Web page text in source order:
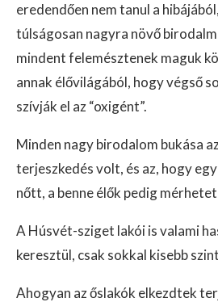
eredendően nem tanul a
túlságosan nagyra növő
mindent felemésztenek maguk
annak élővilágából, hogy végső
szívják el az “oxigént”.
Minden nagy birodalom bukása
terjeszkedés volt, és az, hogy
nőtt, a benne élők pedig
A Húsvét-sziget lakói is valami
keresztül, csak sokkal kisebb
Ahogyan az őslakók elkezdtek